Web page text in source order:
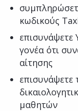
κωδικούς
γονέα ότι
αίτησης
επισυνάψετε
μαθητών